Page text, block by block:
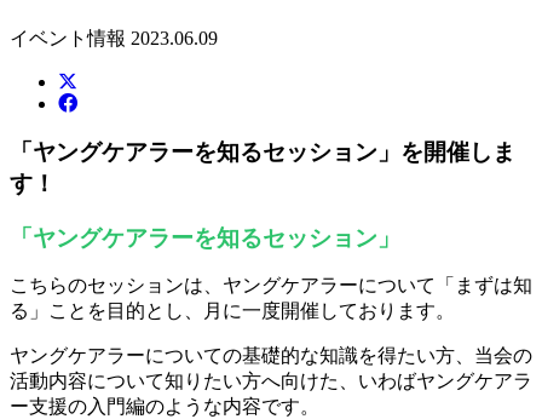
イベント情報 2023.06.09
「ヤングケアラーを知るセッション」を開催しま
す！
「ヤングケアラーを知るセッション」
こちらのセッションは、ヤングケアラーについて「まずは知
る」ことを目的とし、月に一度開催しております。
ヤングケアラーについての基礎的な知識を得たい方、当会の
活動内容について知りたい方へ向けた、いわばヤングケアラ
ー支援の入門編のような内容です。